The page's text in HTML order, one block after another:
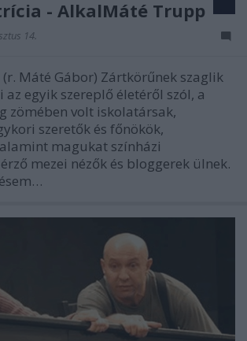
- AlkalMáté Trupp
14.
(r. Máté Gábor) Zártkörűnek szaglik
az egyik szereplő életéről szól, a
zömében volt iskolatársak,
szeretők és főnökök,
magukat színházi
mezei nézők és bloggerek ülnek.